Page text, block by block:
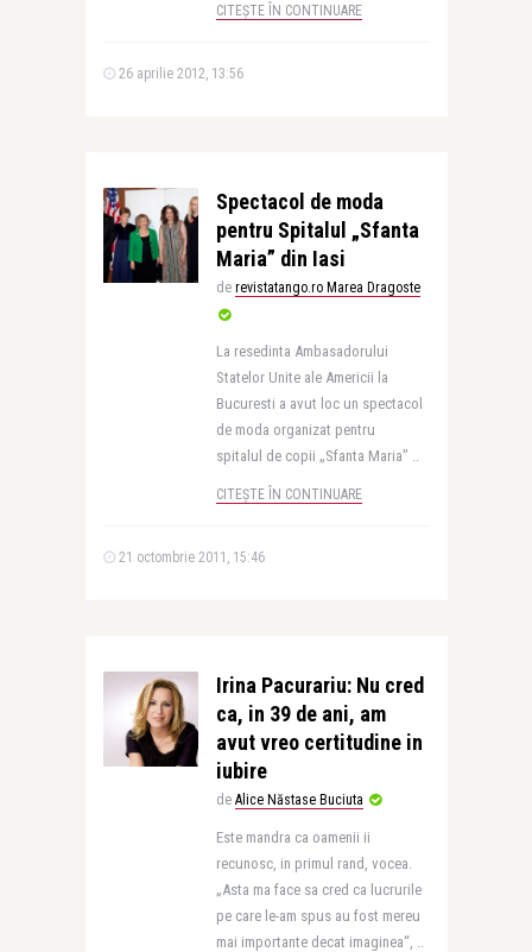
CITEȘTE ÎN CONTINUARE
26 aprilie 2012, 13:56
Spectacol de moda
pentru Spitalul „Sfanta
Maria” din Iasi
de revistatango.ro Marea Dragoste
La resedinta Ambasadorului
Statelor Unite ale Americii la
Bucuresti a avut loc un spectacol
de moda organizat pentru
spitalul de copii „Sfanta Maria” ..
CITEȘTE ÎN CONTINUARE
21 octombrie 2011, 15:46
Irina Pacurariu: Nu cred
ca, in 39 de ani, am
avut vreo certitudine in
iubire
de Alice Năstase Buciuta
Este mandra ca oamenii ii
recunosc, in primul rand, vocea.
„Asta ma face sa cred ca lucrurile
pe care le-am spus au fost mereu
mai importante decat imaginea“, ..